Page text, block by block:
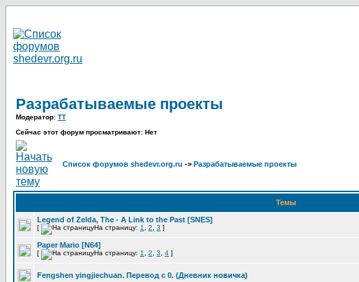
Разрабатываемые проекты
Модератор: TT
Сейчас этот форум просматривают: Нет
Список форумов shedevr.org.ru -> Разрабатываемые проекты
Темы
Legend of Zelda, The - A Link to the Past [SNES]
[ На страницу: 1 2 3 ]
Paper Mario [N64]
[ На страницу: 1 2 3 4 ]
Fengshen yingjiechuan. Перевод с 0. (Дневник новичка)